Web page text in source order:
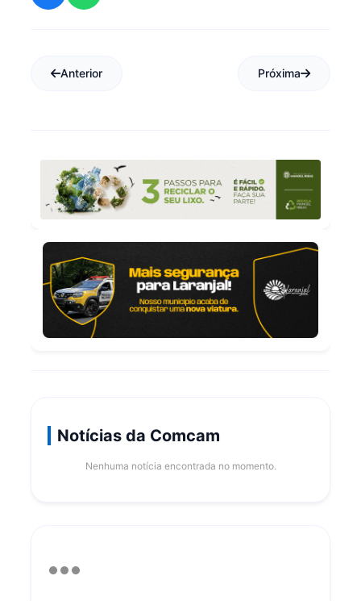
Anterior Próxima
Notícias da Comcam
Nenhuma notícia encontrada no momento.